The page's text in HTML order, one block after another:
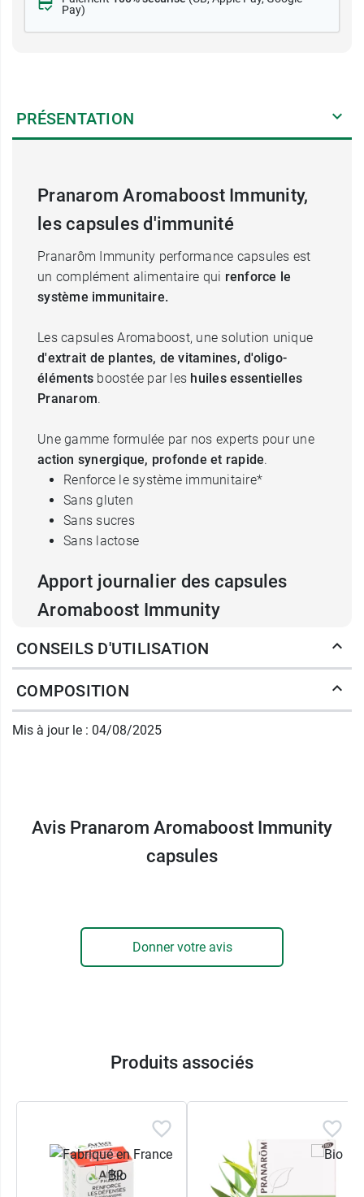
Pay)
PRÉSENTATION
Pranarom Aromaboost Immunity,
les capsules d'immunité
Pranarôm Immunity performance capsules est
un complément alimentaire qui renforce le
système immunitaire.
Les capsules Aromaboost, une solution unique
d'extrait de plantes, de vitamines, d'oligo-
éléments boostée par les huiles essentielles
Pranarom.
Une gamme formulée par nos experts pour une
action synergique, profonde et rapide.
Renforce le système immunitaire*
Sans gluten
Sans sucres
Sans lactose
Apport journalier des capsules
Aromaboost Immunity
Echinacée*400 mg ; extrait standardisé.
B9- 200 µg
D3 - 240 UI
Chez Pranarom, vous pouvez retrouver
également des compléments alimentaires à
base d'huiles essentielles soulager les voies
CONSEILS D'UTILISATION
COMPOSITION
Mis à jour le : 04/08/2025
Avis Pranarom Aromaboost Immunity
capsules
Donner votre avis
Produits associés